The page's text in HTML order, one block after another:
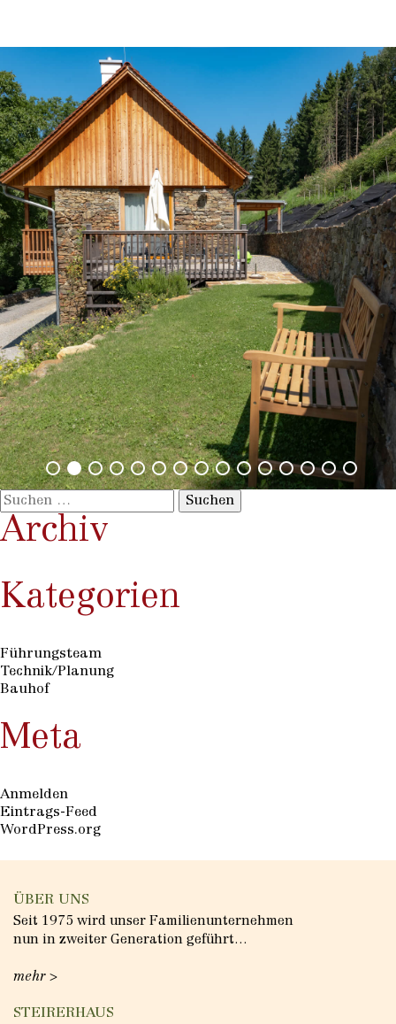
Suchen
nach:
Archiv
Kategorien
Führungsteam
Technik/Planung
Bauhof
Meta
Anmelden
Eintrags-Feed
WordPress.org
ÜBER UNS
Seit 1975 wird unser Familienunternehmen
nun in zweiter Generation geführt…
mehr >
STEIRERHAUS